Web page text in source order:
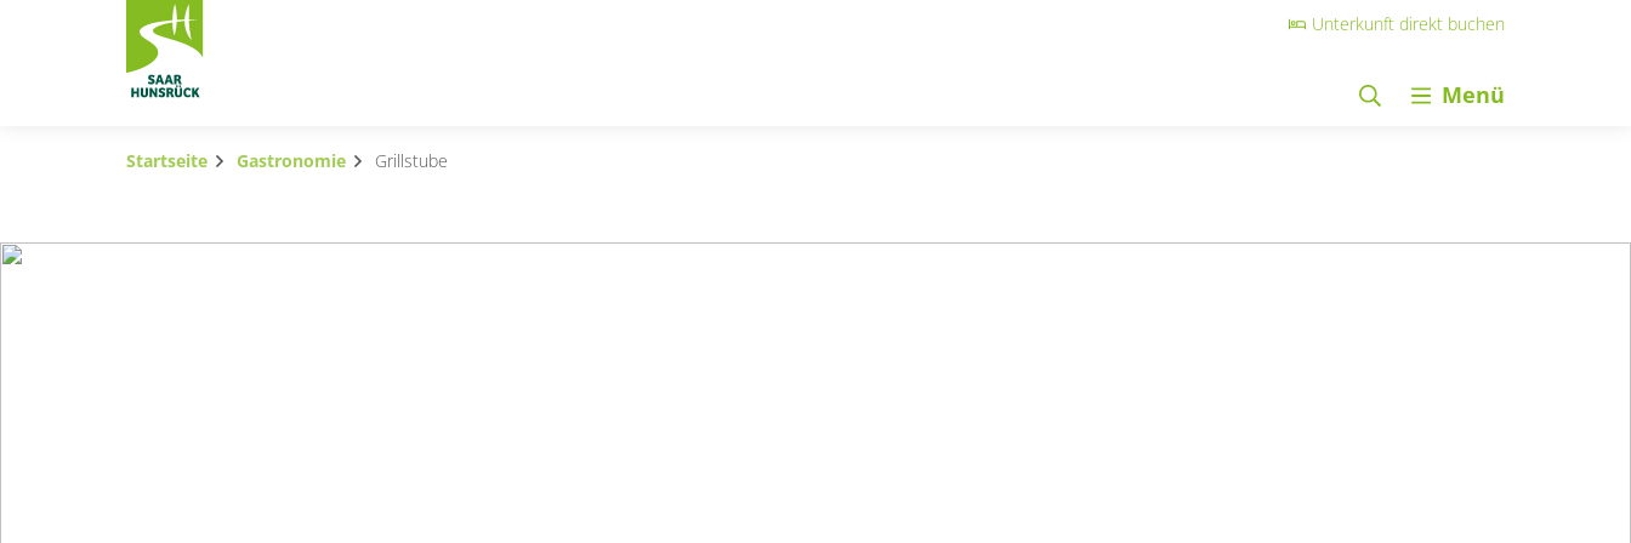
Zum Hauptinhalt springen
Unterkunft direkt buchen
Menü
Subnavigation umschalten
Startseite Gastronomie Grillstube